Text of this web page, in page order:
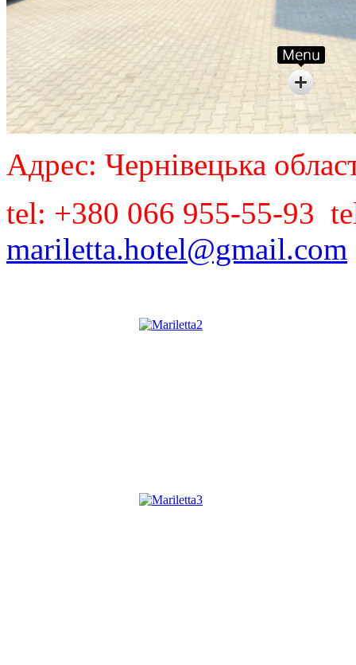
Адрес: Чернівецька
tel: +380 066 955-55-93
mariletta.hotel@gmail.com